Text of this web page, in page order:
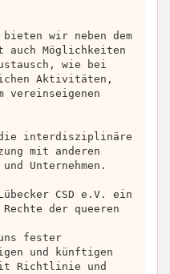
wir neben dem
auch Möglichkeiten
wie bei
Aktivitäten,
vereinseigenen
interdisziplinäre
mit anderen
Unternehmen.
CSD e.V. ein
der queeren
fester
und künftigen
Richtlinie und